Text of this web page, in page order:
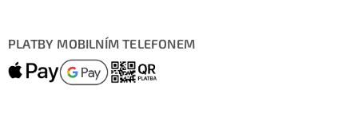
PLATBY MOBILNÍM TELEFONEM